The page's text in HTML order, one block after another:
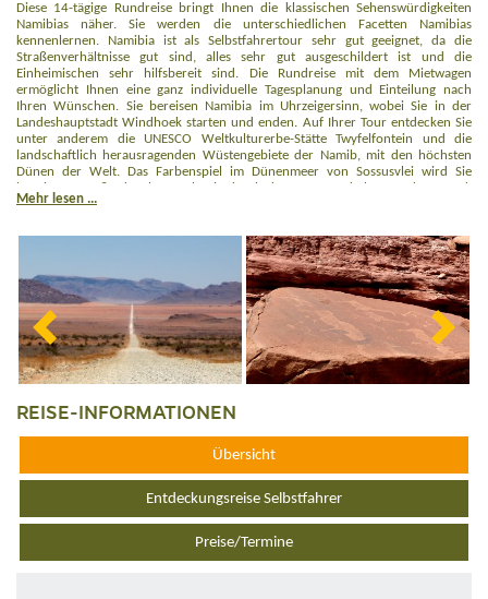
Diese 14-tägige Rundreise bringt Ihnen die klassischen Sehenswürdigkeiten
Namibias näher. Sie werden die unterschiedlichen Facetten Namibias
kennenlernen. Namibia ist als Selbstfahrertour sehr gut geeignet, da die
Straßenverhältnisse gut sind, alles sehr gut ausgeschildert ist und die
Einheimischen sehr hilfsbereit sind. Die Rundreise mit dem Mietwagen
ermöglicht Ihnen eine ganz individuelle Tagesplanung und Einteilung nach
Ihren Wünschen. Sie bereisen Namibia im Uhrzeigersinn, wobei Sie in der
Landeshauptstadt Windhoek starten und enden. Auf Ihrer Tour entdecken Sie
unter anderem die UNESCO Weltkulturerbe-Stätte Twyfelfontein und die
landschaftlich herausragenden Wüstengebiete der Namib, mit den höchsten
Dünen der Welt. Das Farbenspiel im Dünenmeer von Sossusvlei wird Sie
welche in der deutschen Kolonialzeit erbaut worden ist und eine Vielzahl an gut
Pirschfahrten und Tierbeobachtungen im Etoscha Nationalpark, wandern Sie
im Erongo Gebirge und besuchen Sie die Geparden- und Leopardenprojekte am
Waterberg. Namibia wird Sie garantiert faszinieren!
Mehr lesen ...
REISE-INFORMATIONEN
Übersicht
Entdeckungsreise Selbstfahrer
Preise/Termine